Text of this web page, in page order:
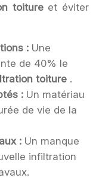
toiture et éviter
: Une
de 40% le
toiture .
: Un matériau
de vie de la
: Un manque
infiltration